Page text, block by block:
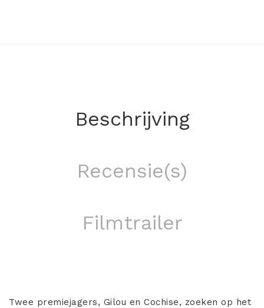
Beschrijving
Recensie(s)
Filmtrailer
Twee premiejagers, Gilou en Cochise, zoeken op het